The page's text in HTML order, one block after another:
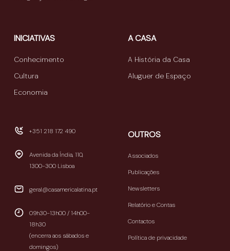
INICIATIVAS
Conhecimento
Cultura
Economia
A CASA
A História da Casa
Aluguer de Espaço
+351 218 172 490
Avenida da Índia, 110,
1300-300 Lisboa
geral@casamericalatina.pt
09h30-13h00 / 14h00-
18h30
(encerra aos sábados e
domingos)
OUTROS
Associados
Publicações
Newsletters
Relatório e Contas
Contactos
Política de privacidade